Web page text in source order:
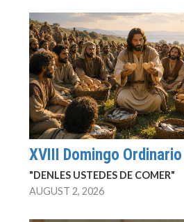
XVIII Domingo Ordinario
"DENLES USTEDES DE COMER"
AUGUST 2, 2026